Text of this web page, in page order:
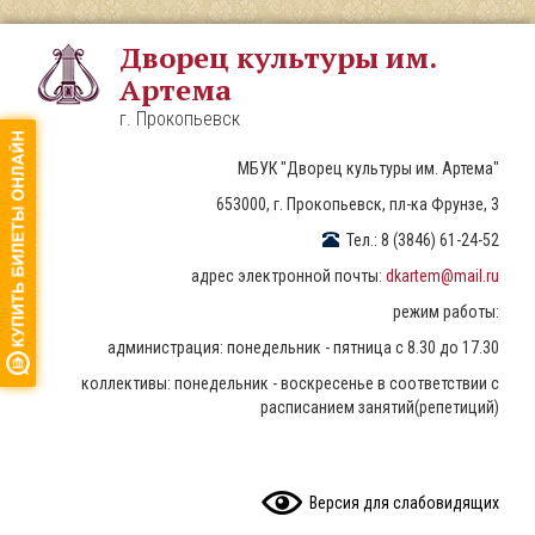
Перейти
основному
содержанию
Дворец культуры им.
Артема
г. Прокопьевск
МБУК "Дворец культуры им. Артема"
653000, г. Прокопьевск, пл-ка Фрунзе, 3
Тел.: 8 (3846) 61-24-52
адрес электронной почты: dkartem@mail.ru
режим работы:
администрация: понедельник - пятница с 8.30 до 17.30
коллективы: понедельник - воскресенье в соответствии с
расписанием занятий(репетиций)
Версия для слабовидящих